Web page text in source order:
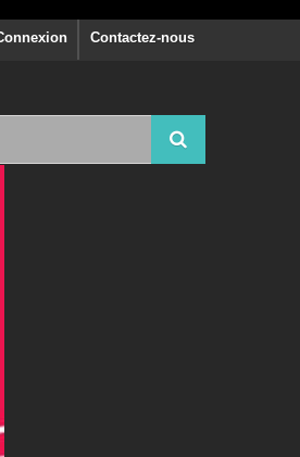
Contactez-nous